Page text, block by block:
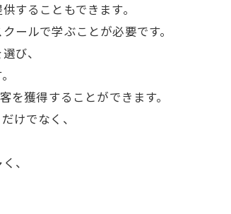
することもできます。
ールで学ぶことが必要です。
び、
を獲得することができます。
けでなく、
、